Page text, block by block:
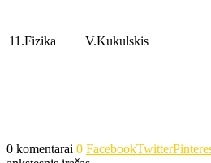
11.Fizika V.Kukulskis
0 komentarai 0 FacebookTwitter